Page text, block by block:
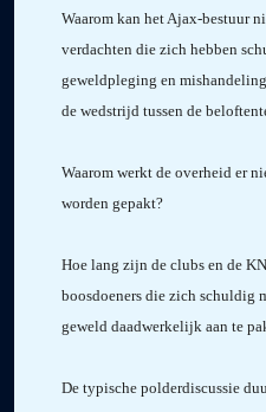
Waarom kan het Ajax-bestuur
verdachten die zich hebben
geweldpleging en
de wedstrijd tussen de
Waarom werkt de overheid er
worden gepakt?
Hoe lang zijn de clubs en de
boosdoeners die zich schuldig
geweld daadwerkelijk aan te
De typische polderdiscussie